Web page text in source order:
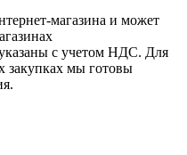
магазина и может
с учетом НДС. Для
закупках мы готовы